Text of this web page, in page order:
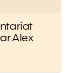
Alex